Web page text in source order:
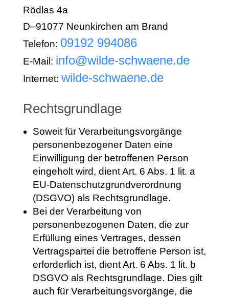
Rödlas 4a
D–91077 Neunkirchen am Brand
Telefon: 09192 994086
E-Mail: info@wilde-schwaene.de
Internet: wilde-schwaene.de
Rechtsgrundlage
Soweit für Verarbeitungsvorgänge
personenbezogener Daten eine
Einwilligung der betroffenen Person
eingeholt wird, dient Art. 6 Abs. 1 lit. a
EU-Datenschutzgrundverordnung
(DSGVO) als Rechtsgrundlage.
Bei der Verarbeitung von
personenbezogenen Daten, die zur
Erfüllung eines Vertrages, dessen
Vertragspartei die betroffene Person ist,
erforderlich ist, dient Art. 6 Abs. 1 lit. b
DSGVO als Rechtsgrundlage. Dies gilt
auch für Verarbeitungsvorgänge, die